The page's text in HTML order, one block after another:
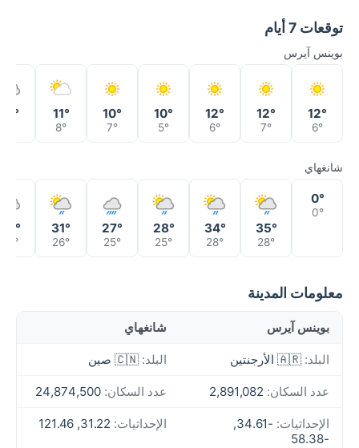
توقعات 7 أيام
بوينس آيرس
12°
6°
12°
7°
12°
6°
10°
5°
10°
7°
11°
8°
10°
شانغهاي
0°
0°
35°
28°
34°
28°
28°
25°
27°
25°
31°
26°
26°
معلومات المدينة
بوينس آيرس شانغهاي
البلد: 🇦🇷 الأرجنتين البلد: 🇨🇳 صين
عدد السكان: عدد السكان:
الإحداثيات:
-34.61,
-58.38
الإحداثيات: